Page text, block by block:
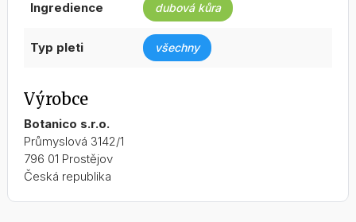
ingredience dubová kůra
typ pleti všechny
Výrobce
Botanico s.r.o.
Průmyslová 3142/1
796 01 Prostějov
Česká republika